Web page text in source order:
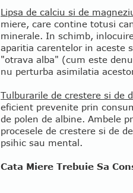
Lipsa de calciu si de
miere, care contine totusi
minerale. In schimb,
aparitia carentelor in aceste
"otrava alba" (cum este
nu perturba asimilatia
Tulburarile de crestere si de
eficient prevenite prin
de polen de albine. Ambele
procesele de crestere si de
psihic sau mental.
Cata Miere Trebuie Sa